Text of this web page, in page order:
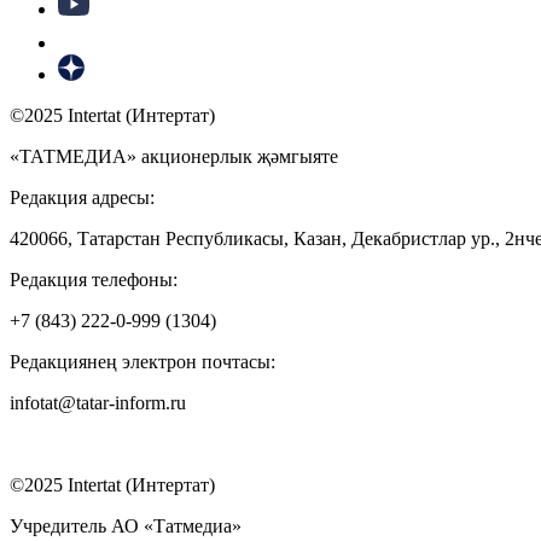
©2025 Intertat (Интертат)
«ТАТМЕДИА» акционерлык җәмгыяте
Редакция адресы:
420066, Татарстан Республикасы, Казан, Декабристлар ур.,
Редакция телефоны:
+7 (843) 222-0-999 (1304)
Редакциянең электрон почтасы:
infotat@tatar-inform.ru
©2025 Intertat (Интертат)
Учредитель АО «Татмедиа»